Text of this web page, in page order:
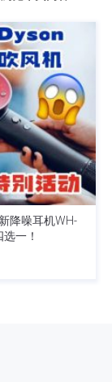
降噪耳机WH-
一！